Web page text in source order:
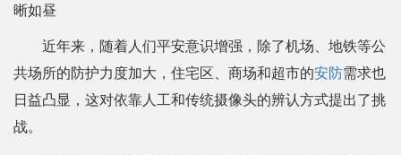
晰如昼
近年来，随着人们平安意识增强，除了机场、地铁等公
共场所的防护力度加大，住宅区、商场和超市的安防需求也
日益凸显，这对依靠人工和传统摄像头的辨认方式提出了挑
战。